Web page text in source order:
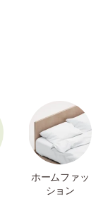
ホームファッ
ション